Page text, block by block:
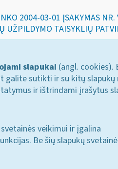
2004-03-01 ĮSAKYMAS
UŽPILDYMO TAISYKLIŲ
slapukai (angl.
galite sutikti ir su kitų
ir ištrindami įrašytus
veikimui ir įgalina
Be šių slapukų svetainė